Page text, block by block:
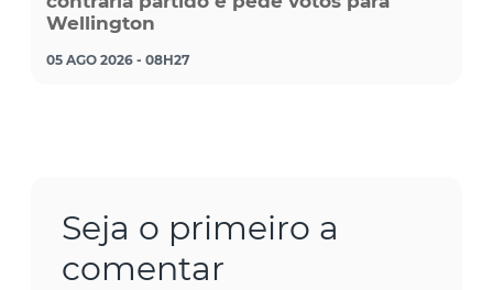
Wellington
05 AGO 2026 - 08H27
Seja o primeiro a
comentar